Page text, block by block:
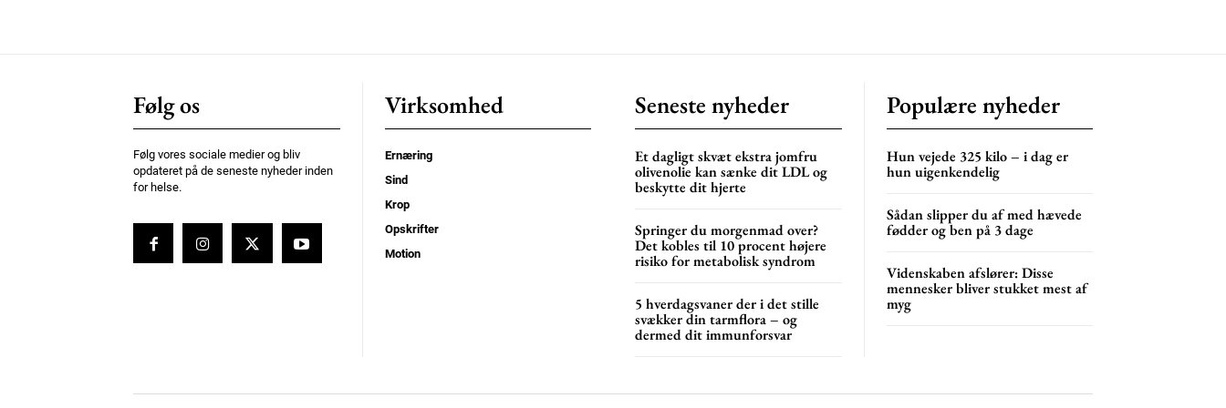
YEARLY PRICING MONTHLY PRICING
Følg os
Følg vores sociale medier og bliv
opdateret på de seneste nyheder inden
for helse.
Virksomhed
Ernæring
Sind
Krop
Opskrifter
Motion
Seneste nyheder
Et dagligt skvæt ekstra jomfru
olivenolie kan sænke dit LDL og
beskytte dit hjerte
Springer du morgenmad over?
Det kobles til 10 procent højere
risiko for metabolisk syndrom
5 hverdagsvaner der i det stille
svækker din tarmflora – og
dermed dit immunforsvar
Populære nyheder
Hun vejede 325 kilo – i dag er
hun uigenkendelig
Sådan slipper du af med hævede
fødder og ben på 3 dage
Videnskaben afslører: Disse
mennesker bliver stukket mest af
myg